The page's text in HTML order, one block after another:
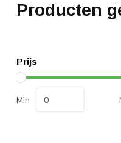
Producten
Prijs
Min